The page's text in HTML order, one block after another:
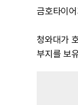
금호타이
청와대가
부지를 보